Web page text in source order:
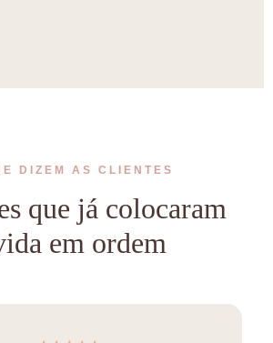
DIZEM AS CLIENTES
que já colocaram
em ordem